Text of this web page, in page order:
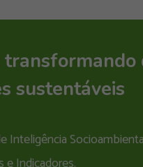
transformando
sustentáveis
Inteligência